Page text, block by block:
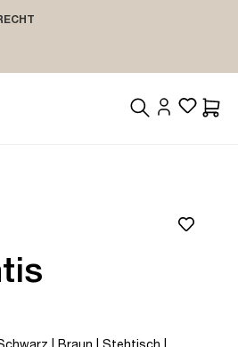
| Braun | Stehtisch |